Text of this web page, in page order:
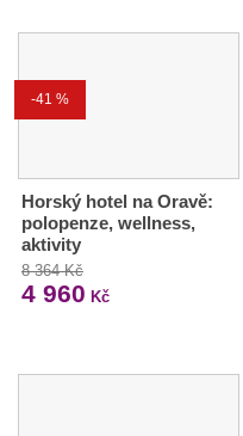
-41 %
Horský hotel na Oravě:
polopenze, wellness,
aktivity
8 364 Kč
4 960 Kč